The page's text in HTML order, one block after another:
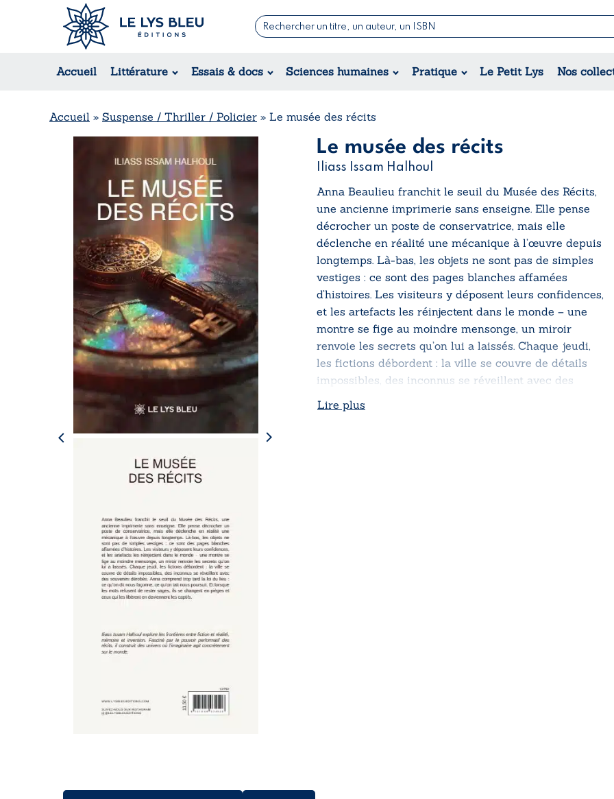
Accueil Littérature Essais & docs Sciences humaines Pratique Le Petit Lys Nos
Romans
Suspense / Thriller / Policier
Romance
Régional
Jeunesse
Théâtre
Accueil » Suspense / Thriller / Policier » Le musée des récits
Le musée des récits
Iliass Issam Halhoul
Anna Beaulieu franchit le seuil du Musée des Récits,
une ancienne imprimerie sans enseigne. Elle pense
décrocher un poste de conservatrice, mais elle
déclenche en réalité une mécanique à l’œuvre depuis
longtemps. Là-bas, les objets ne sont pas de simples
vestiges : ce sont des pages blanches affamées
d’histoires. Les visiteurs y déposent leurs confidences,
et les artefacts les réinjectent dans le monde – une
montre se fige au moindre mensonge, un miroir
renvoie les secrets qu’on lui a laissés. Chaque jeudi,
les fictions débordent : la ville se couvre de détails
impossibles, des inconnus se réveillent avec des
lieu : ce qu’on dit nous façonne, ce qu’on tait nous
Lire plus